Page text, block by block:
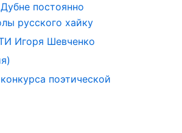
постоянно
русского хайку
Игоря Шевченко
поэтической